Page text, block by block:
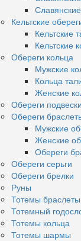
Кельтские
Кельтские
Кельтские
Обереги кольца
Мужские
Кольца
Женские
Обереги подвески
Обереги
Мужские
Женские
Обереги
Обереги серьги
Обереги брелки
Руны
Тотемы браслеты
Тотемный
Тотемы кольца
Тотемы шармы